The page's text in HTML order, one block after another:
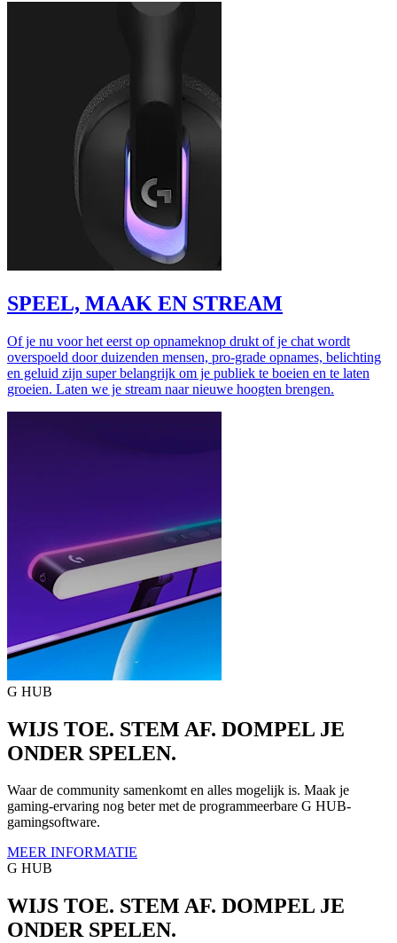
SPEEL, MAAK EN STREAM
Of je nu voor het eerst op opnameknop drukt of je chat wordt
overspoeld door duizenden mensen, pro-grade opnames, belichting
en geluid zijn super belangrijk om je publiek te boeien en te laten
groeien. Laten we je stream naar nieuwe hoogten brengen.
G HUB
WIJS TOE. STEM AF. DOMPEL JE
ONDER SPELEN.
Waar de community samenkomt en alles mogelijk is. Maak je
gaming-ervaring nog beter met de programmeerbare G HUB-
gamingsoftware.
MEER INFORMATIE
G HUB
WIJS TOE. STEM AF. DOMPEL JE
ONDER SPELEN.